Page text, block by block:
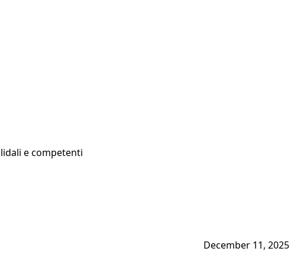
e competenti
December 11, 2025